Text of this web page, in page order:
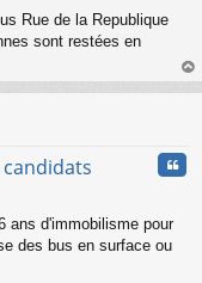
Rue de la Republique
sont restées en
au
ans d'immobilisme pour
des bus en surface ou